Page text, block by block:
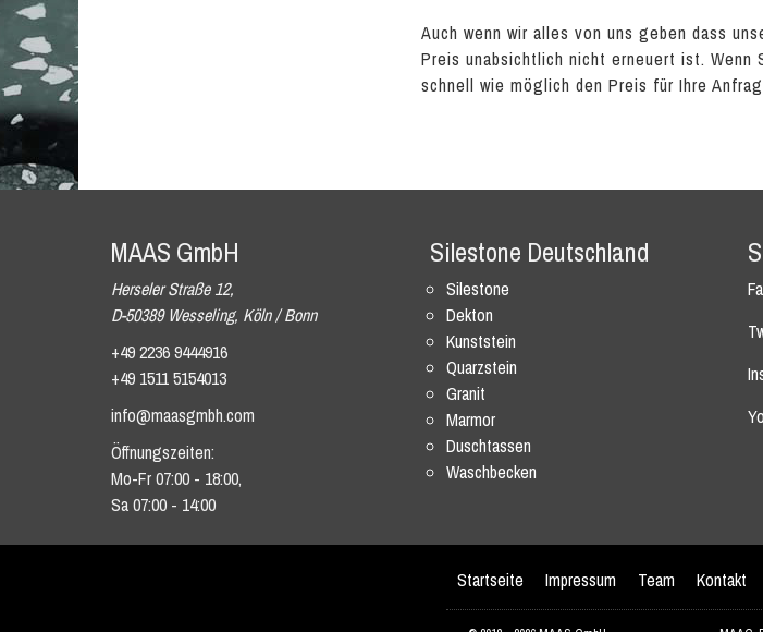
Auch wenn wir alles von uns geben dass
Preis unabsichtlich nicht erneuert ist.
schnell wie möglich den Preis für Ihre
MAAS GmbH
Herseler Straße 12,
D-50389 Wesseling, Köln / Bonn
+49 2236 9444916
+49 1511 5154013
info@maasgmbh.com
Öffnungszeiten:
Mo-Fr 07:00 - 18:00,
Sa 07:00 - 14:00
Silestone Deutschland
Silestone
Dekton
Kunststein
Quarzstein
Granit
Marmor
Duschtassen
Waschbecken
Startseite Impressum Team Kontakt